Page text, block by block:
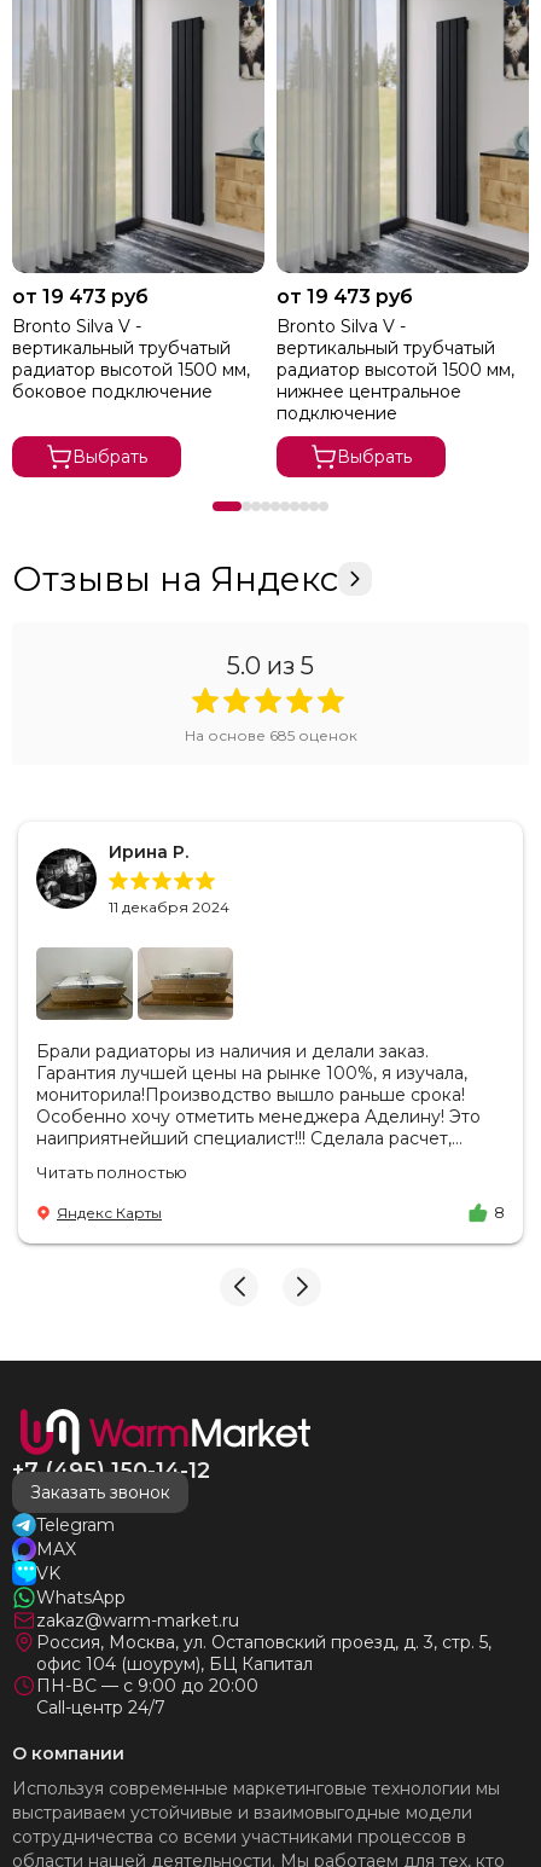
от 19 473 руб
Bronto Silva V -
вертикальный трубчатый
радиатор высотой 1500 мм,
боковое подключение
Выбрать
от 19 473 руб
Bronto Silva V -
вертикальный трубчатый
радиатор высотой 1500 мм,
нижнее центральное
подключение
Выбрать
Отзывы на Яндекс
5.0 из 5
На основе 685оценок
Ирина Р.
11 декабря 2024
Брали радиаторы из наличия и делали заказ.
Гарантия лучшей цены на рынке 100%, я изучала,
мониторила!Производство вышло раньше срока!
Особенно хочу отметить менеджера Аделину! Это
наиприятнейший специалист!!! Сделала расчет,
цену. Всегда на связи, на все вопросы есть ответы.
Доставка на удобный день, удобное время! Никаких
замечаний, только бесконечное удовольствие от
взаимодействия с ней. Вот это я понимаю - ЛИЦО
И надеюсь наши чудесные радиаторы будут греть
Читать полностью
Яндекс Карты 8
+7 (495) 150-14-12
Заказать звонок
Telegram
MAX
VK
WhatsApp
zakaz@warm-market.ru
Россия, Москва, ул. Остаповский проезд, д. 3, стр. 5,
офис 104 (шоурум), БЦ Капитал
ПН-ВС — с 9:00 до 20:00
Call-центр 24/7
О компании
Используя современные маркетинговые технологии мы
выстраиваем устойчивые и взаимовыгодные модели
сотрудничества со всеми участниками процессов в
области нашей деятельности. Мы работаем для тех, кто